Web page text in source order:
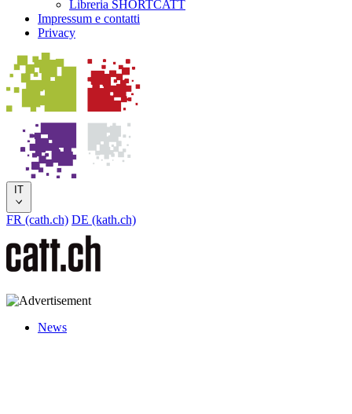
Libreria SHORTCATT
Impressum e contatti
Privacy
IT
FR (cath.ch) DE (kath.ch)
News